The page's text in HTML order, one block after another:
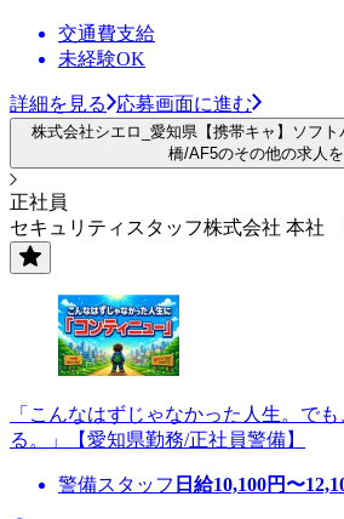
交通費支給
未経験OK
詳細を見る 応募画面に進む
株式会社シエロ_愛知県【携帯キャ】ソフ
橋/AF5のその他の求人
正社員
セキュリティスタッフ株式会社 本社
「こんなはずじゃなかった人生。で
る。」【愛知県勤務/正社員警備】
警備スタッフ 日給10,100円〜